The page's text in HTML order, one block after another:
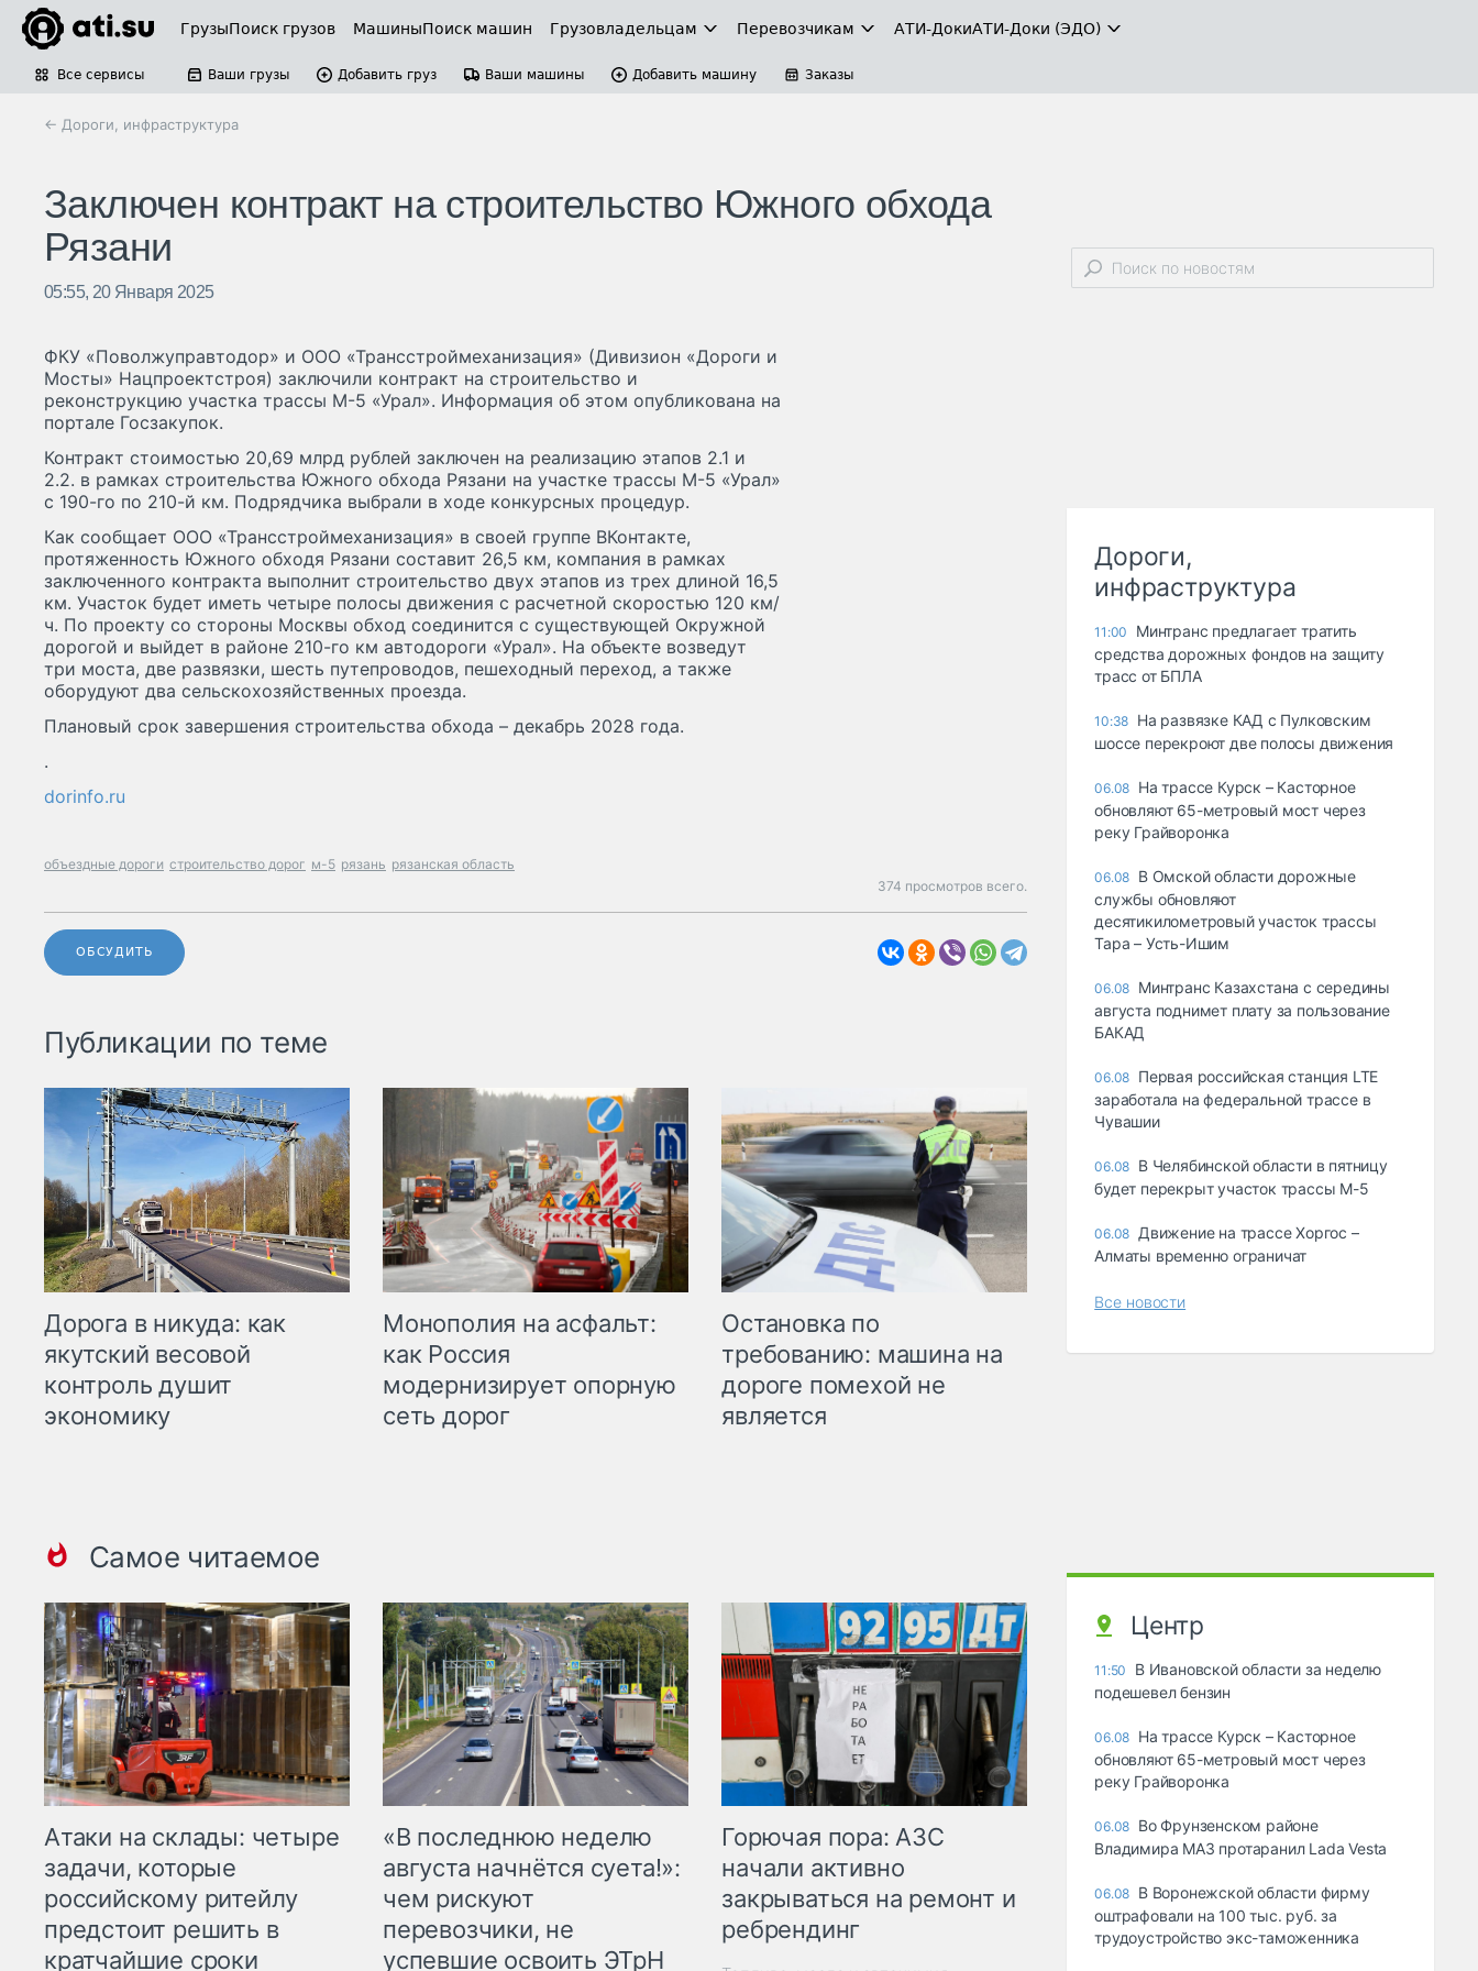
ГрузыПоиск грузов МашиныПоиск машин Грузовладельцам Перевозчикам АТИ-ДокиАТИ-Доки (ЭДО)
Все сервисы Ваши грузы Добавить груз Ваши машины Добавить машину Заказы
← Дороги, инфраструктура
Заключен контракт на строительство Южного обхода
Рязани
05:55, 20 Января 2025
ФКУ «Поволжуправтодор» и ООО «Трансстроймеханизация» (Дивизион «Дороги и
Мосты» Нацпроектстроя) заключили контракт на строительство и
реконструкцию участка трассы М-5 «Урал». Информация об этом опубликована на
портале Госзакупок.
Контракт стоимостью 20,69 млрд рублей заключен на реализацию этапов 2.1 и
2.2. в рамках строительства Южного обхода Рязани на участке трассы М-5 «Урал»
с 190-го по 210-й км. Подрядчика выбрали в ходе конкурсных процедур.
Как сообщает ООО «Трансстроймеханизация» в своей группе ВКонтакте,
протяженность Южного обходя Рязани составит 26,5 км, компания в рамках
заключенного контракта выполнит строительство двух этапов из трех длиной 16,5
км. Участок будет иметь четыре полосы движения с расчетной скоростью 120 км/
ч. По проекту со стороны Москвы обход соединится с существующей Окружной
дорогой и выйдет в районе 210-го км автодороги «Урал». На объекте возведут
три моста, две развязки, шесть путепроводов, пешеходный переход, а также
оборудуют два сельскохозяйственных проезда.
Плановый срок завершения строительства обхода – декабрь 2028 года.
.
dorinfo.ru
объездные дороги строительство дорог м-5 рязань рязанская область
374 просмотров всего.
ОБСУДИТЬ
Публикации по теме
Дорога в никуда: как
якутский весовой
контроль душит
экономику
Монополия на асфальт:
как Россия
модернизирует опорную
сеть дорог
Остановка по
требованию: машина на
дороге помехой не
является
Самое читаемое
Атаки на склады: четыре
задачи, которые
российскому ритейлу
предстоит решить в
кратчайшие сроки
«В последнюю неделю
августа начнётся суета!»:
чем рискуют
перевозчики, не
успевшие освоить ЭТрН
Горючая пора: АЗС
начали активно
закрываться на ремонт и
ребрендинг
Дороги,
инфраструктура
11:00
Минтранс предлагает тратить
средства дорожных фондов на защиту
трасс от БПЛА
10:38 На развязке КАД с Пулковским
шоссе перекроют две полосы движения
06.08 На трассе Курск – Касторное
обновляют 65-метровый мост через
реку Грайворонка
06.08 В Омской области дорожные
службы обновляют
десятикилометровый участок трассы
Тара – Усть-Ишим
06.08 Минтранс Казахстана с середины
августа поднимет плату за пользование
БАКАД
06.08 Первая российская станция LTE
заработала на федеральной трассе в
Чувашии
06.08 В Челябинской области в пятницу
будет перекрыт участок трассы М-5
06.08 Движение на трассе Хоргос –
Алматы временно ограничат
Все новости
Центр
11:50
В Ивановской области за неделю
подешевел бензин
06.08 На трассе Курск – Касторное
обновляют 65-метровый мост через
реку Грайворонка
06.08 Во Фрунзенском районе
Владимира МАЗ протаранил Lada Vesta
06.08 В Воронежской области фирму
оштрафовали на 100 тыс. руб. за
трудоустройство экс-таможенника